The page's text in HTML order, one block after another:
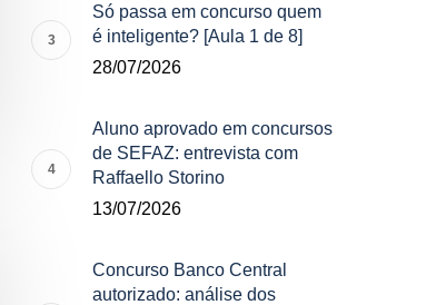
Só passa em concurso quem
é inteligente? [Aula 1 de 8]
28/07/2026
Aluno aprovado em concursos
de SEFAZ: entrevista com
Raffaello Storino
13/07/2026
Concurso Banco Central
autorizado: análise dos